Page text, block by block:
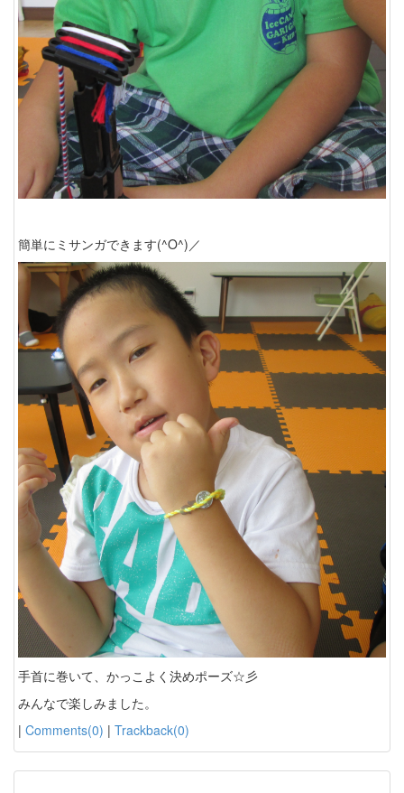
簡単にミサンガできます(^O^)／
手首に巻いて、かっこよく決めポーズ☆彡
みんなで楽しみました。
| Comments(0) | Trackback(0)